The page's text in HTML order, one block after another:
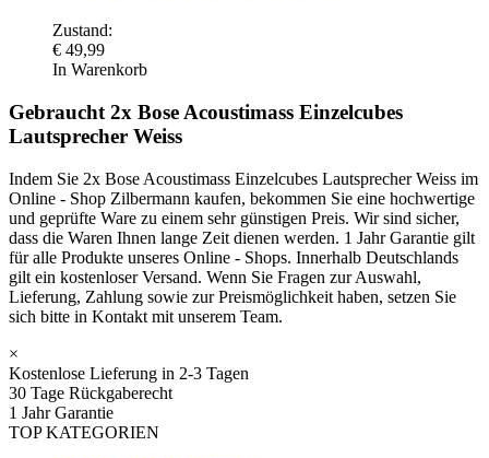
Zustand:
€ 49,99
In Warenkorb
Gebraucht 2x Bose Acoustimass Einzelcubes
Lautsprecher Weiss
Indem Sie 2x Bose Acoustimass Einzelcubes Lautsprecher Weiss im
Online - Shop Zilbermann kaufen, bekommen Sie eine hochwertige
und geprüfte Ware zu einem sehr günstigen Preis. Wir sind sicher,
dass die Waren Ihnen lange Zeit dienen werden. 1 Jahr Garantie gilt
für alle Produkte unseres Online - Shops. Innerhalb Deutschlands
gilt ein kostenloser Versand. Wenn Sie Fragen zur Auswahl,
Lieferung, Zahlung sowie zur Preismöglichkeit haben, setzen Sie
sich bitte in Kontakt mit unserem Team.
×
Kostenlose Lieferung in 2-3 Tagen
30 Tage Rückgaberecht
1 Jahr Garantie
TOP KATEGORIEN